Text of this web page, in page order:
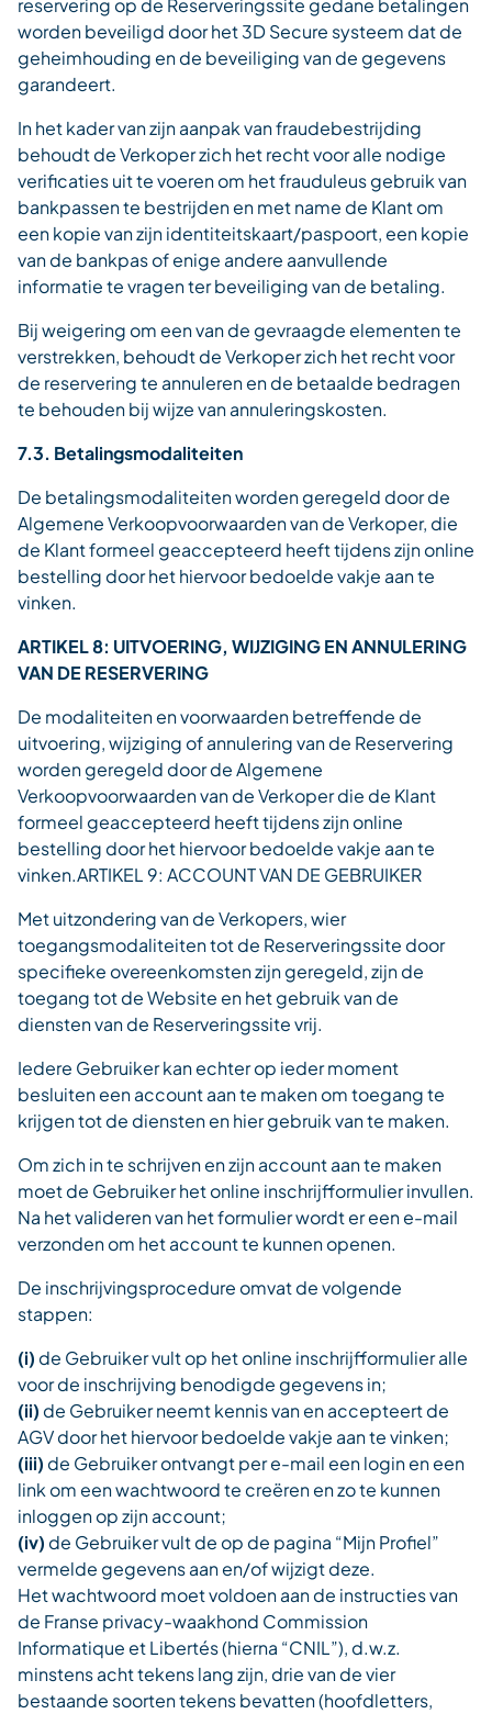
reservering op de Reserveringssite gedane betalingen
worden beveiligd door het 3D Secure systeem dat de
geheimhouding en de beveiliging van de gegevens
garandeert.
In het kader van zijn aanpak van fraudebestrijding
behoudt de Verkoper zich het recht voor alle nodige
verificaties uit te voeren om het frauduleus gebruik van
bankpassen te bestrijden en met name de Klant om
een kopie van zijn identiteitskaart/paspoort, een kopie
van de bankpas of enige andere aanvullende
informatie te vragen ter beveiliging van de betaling.
Bij weigering om een van de gevraagde elementen te
verstrekken, behoudt de Verkoper zich het recht voor
de reservering te annuleren en de betaalde bedragen
te behouden bij wijze van annuleringskosten.
7.3. Betalingsmodaliteiten
De betalingsmodaliteiten worden geregeld door de
Algemene Verkoopvoorwaarden van de Verkoper, die
de Klant formeel geaccepteerd heeft tijdens zijn online
bestelling door het hiervoor bedoelde vakje aan te
vinken.
ARTIKEL 8: UITVOERING, WIJZIGING EN ANNULERING
VAN DE RESERVERING
De modaliteiten en voorwaarden betreffende de
uitvoering, wijziging of annulering van de Reservering
worden geregeld door de Algemene
Verkoopvoorwaarden van de Verkoper die de Klant
formeel geaccepteerd heeft tijdens zijn online
bestelling door het hiervoor bedoelde vakje aan te
vinken.ARTIKEL 9: ACCOUNT VAN DE GEBRUIKER
Met uitzondering van de Verkopers, wier
toegangsmodaliteiten tot de Reserveringssite door
specifieke overeenkomsten zijn geregeld, zijn de
toegang tot de Website en het gebruik van de
diensten van de Reserveringssite vrij.
Iedere Gebruiker kan echter op ieder moment
besluiten een account aan te maken om toegang te
krijgen tot de diensten en hier gebruik van te maken.
Om zich in te schrijven en zijn account aan te maken
moet de Gebruiker het online inschrijfformulier invullen.
Na het valideren van het formulier wordt er een e-mail
verzonden om het account te kunnen openen.
De inschrijvingsprocedure omvat de volgende
stappen:
(i) de Gebruiker vult op het online inschrijfformulier alle
voor de inschrijving benodigde gegevens in;
(ii) de Gebruiker neemt kennis van en accepteert de
AGV door het hiervoor bedoelde vakje aan te vinken;
(iii) de Gebruiker ontvangt per e-mail een login en een
link om een wachtwoord te creëren en zo te kunnen
inloggen op zijn account;
(iv) de Gebruiker vult de op de pagina “Mijn Profiel”
vermelde gegevens aan en/of wijzigt deze.
Het wachtwoord moet voldoen aan de instructies van
de Franse privacy-waakhond Commission
Informatique et Libertés (hierna “CNIL”), d.w.z.
minstens acht tekens lang zijn, drie van de vier
bestaande soorten tekens bevatten (hoofdletters,